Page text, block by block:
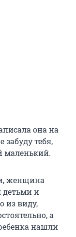
она на
забуду тебя,
маленький.
женщина
детьми и
из виду,
а
нашли